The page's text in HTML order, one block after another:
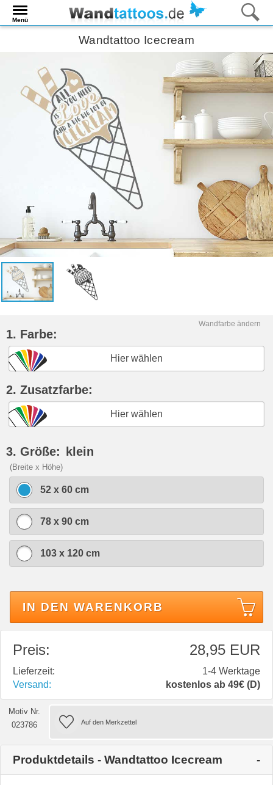
Menü
Wandtattoo Icecream
Wandfarbe ändern
1. Farbe:
Hier wählen
2. Zusatzfarbe:
Hier wählen
3. Größe: klein
(Breite x Höhe)
52 x 60 cm
78 x 90 cm
103 x 120 cm
IN DEN WARENKORB
Preis: 28,95 EUR
Lieferzeit:
1-4 Werktage
Versand:
kostenlos ab 49€ (D)
Motiv Nr.
023786
Produktdetails - Wandtattoo Icecream